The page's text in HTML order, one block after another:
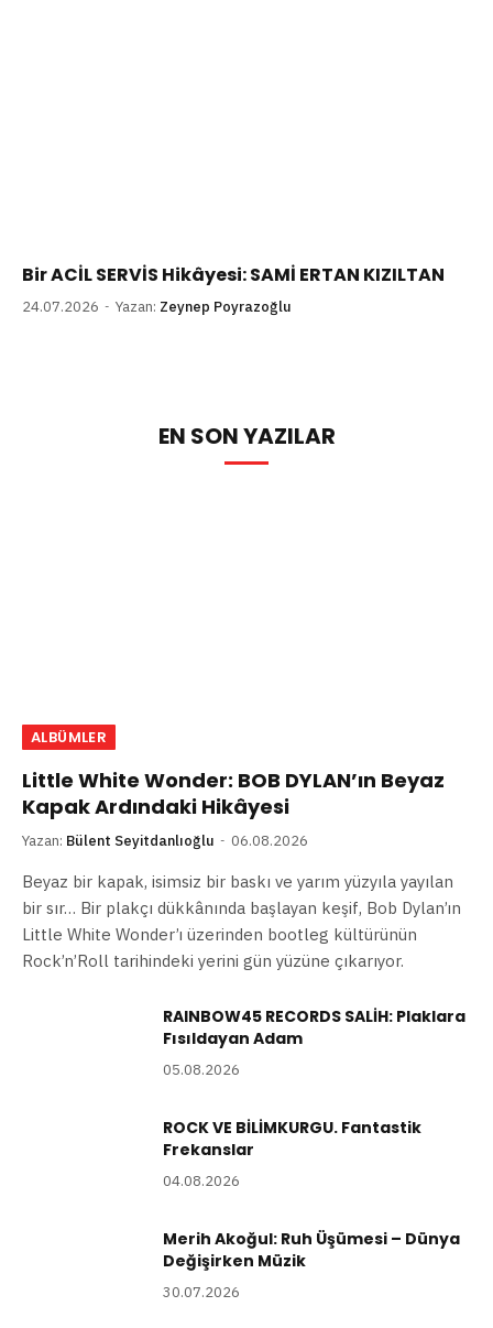
Bir ACİL SERVİS Hikâyesi: SAMİ ERTAN KIZILTAN
24.07.2026 Yazan: Zeynep Poyrazoğlu
EN SON YAZILAR
ALBÜMLER
Little White Wonder: BOB DYLAN’ın Beyaz
Kapak Ardındaki Hikâyesi
Yazan: Bülent Seyitdanlıoğlu 06.08.2026
Beyaz bir kapak, isimsiz bir baskı ve yarım yüzyıla yayılan
bir sır… Bir plakçı dükkânında başlayan keşif, Bob Dylan’ın
Little White Wonder’ı üzerinden bootleg kültürünün
Rock’n’Roll tarihindeki yerini gün yüzüne çıkarıyor.
RAINBOW45 RECORDS SALİH: Plaklara
Fısıldayan Adam
05.08.2026
ROCK VE BİLİMKURGU. Fantastik
Frekanslar
04.08.2026
Merih Akoğul: Ruh Üşümesi – Dünya
Değişirken Müzik
30.07.2026